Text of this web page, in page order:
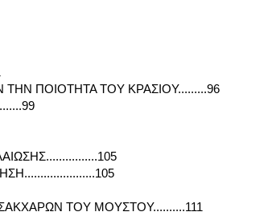
ΠΟΙΟΤΗΤΑ ΤΟΥ ΚΡΑΣΙΟΥ.........96
ΤΟΥ ΜΟΥΣΤΟΥ..........111